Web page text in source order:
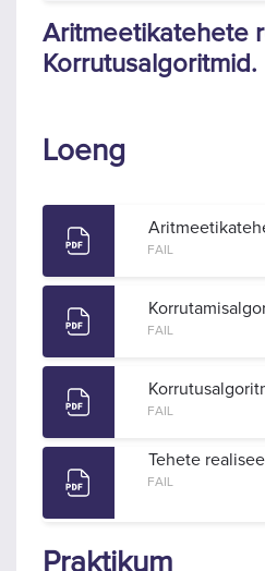
Aritmeetikatehete
Korrutusalgoritmid.
Loeng
FAIL
FAIL
FAIL
Tehete
FAIL
Praktikum